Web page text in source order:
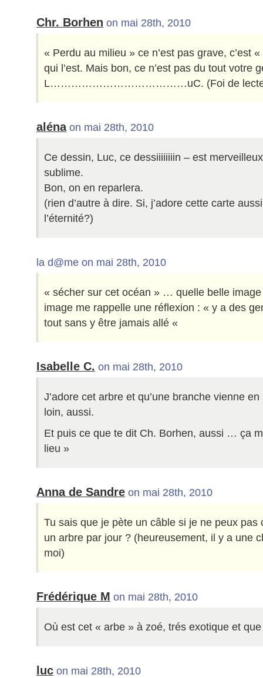
Chr. Borhen on mai 28th, 2010
« Perdu au milieu » ce n’est pas grave, c’est
qui l’est. Mais bon, ce n’est pas du tout votre
L…………………………………uC. (Foi de
alénaon mai 28th, 2010
Ce dessin, Luc, ce dessiiiiiiiin – est
sublime.
Bon, on en reparlera.
(rien d’autre à dire. Si, j’adore cette carte
l’éternité?)
la d@me on mai 28th, 2010
« sécher sur cet océan » … quelle belle
image me rappelle une réflexion : « y a des
tout sans y être jamais allé «
Isabelle C. on mai 28th, 2010
J’adore cet arbre et qu’une branche vienne
loin, aussi.
Et puis ce que te dit Ch. Borhen, aussi … ça
lieu »
Anna de Sandre on mai 28th, 2010
Tu sais que je pète un câble si je ne peux pas
un arbre par jour ? (heureusement, il y a une
moi)
Frédérique M on mai 28th, 2010
Où est cet « arbe » à zoé, trés exotique et
luc on mai 28th, 2010